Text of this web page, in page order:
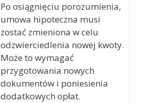
Po osiągnięciu porozumienia,
umowa hipoteczna musi
zostać zmieniona w celu
odzwierciedlenia nowej kwoty.
Może to wymagać
przygotowania nowych
dokumentów i poniesienia
dodatkowych opłat.